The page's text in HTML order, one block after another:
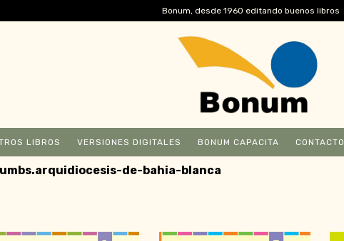
Bonum, desde 1960 editando buenos libros
LIBROS VERSIONES DIGITALES BONUM CAPACITA CONTACTO
de-bahia-blanca